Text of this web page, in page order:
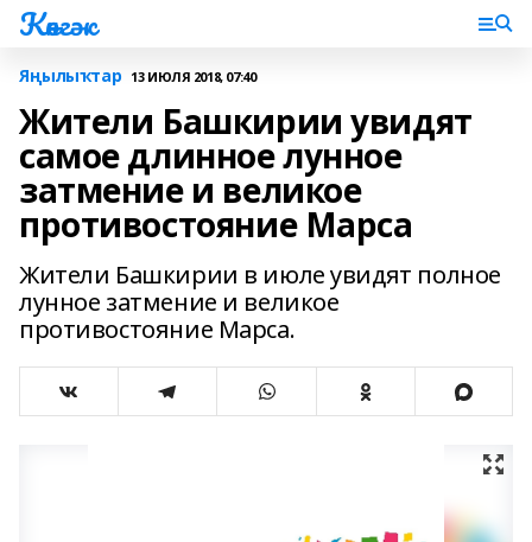
Көнгәк
Яңылыҡтар 13 ИЮЛЯ 2018, 07:40
Жители Башкирии увидят
самое длинное лунное
затмение и великое
противостояние Марса
Жители Башкирии в июле увидят полное
лунное затмение и великое
противостояние Марса.